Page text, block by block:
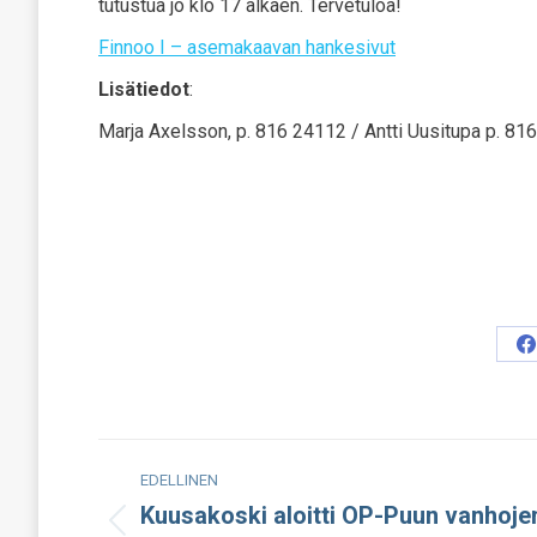
tutustua jo klo 17 alkaen. Tervetuloa!
Finnoo I – asemakaavan hankesivut
Lisätiedot:
Marja Axelsson, p. 816 24112 / Antti Uusitupa p.
Post
navigation
EDELLINEN
Kuusakoski aloitti OP-Puun